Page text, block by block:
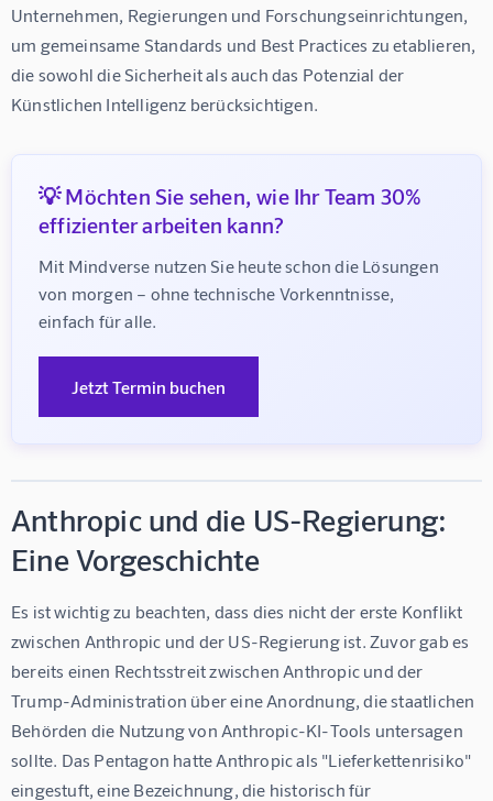
Unternehmen, Regierungen und Forschungseinrichtungen,
um gemeinsame Standards und Best Practices zu etablieren,
die sowohl die Sicherheit als auch das Potenzial der
Künstlichen Intelligenz berücksichtigen.
💡 Möchten Sie sehen, wie Ihr Team 30%
effizienter arbeiten kann?
Mit Mindverse nutzen Sie heute schon die Lösungen
von morgen – ohne technische Vorkenntnisse,
einfach für alle.
Jetzt Termin buchen
Anthropic und die US-Regierung:
Eine Vorgeschichte
Es ist wichtig zu beachten, dass dies nicht der erste Konflikt
zwischen Anthropic und der US-Regierung ist. Zuvor gab es
bereits einen Rechtsstreit zwischen Anthropic und der
Trump-Administration über eine Anordnung, die staatlichen
Behörden die Nutzung von Anthropic-KI-Tools untersagen
sollte. Das Pentagon hatte Anthropic als "Lieferkettenrisiko"
eingestuft, eine Bezeichnung, die historisch für